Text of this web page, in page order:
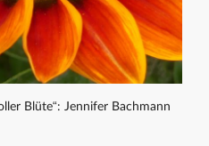
Blüte“: Jennifer Bachmann